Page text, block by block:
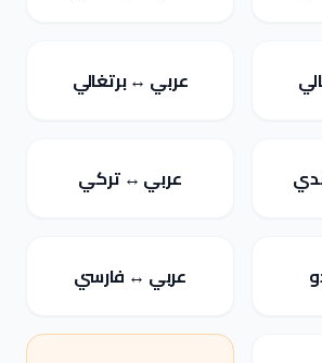
عربي ↔ برتغالي
عربي ↔ تركي
عربي ↔ فارسي